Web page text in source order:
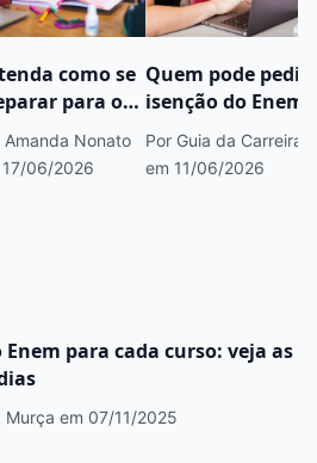
como se
para o
com
um passo
Amanda Nonato
06/2026
Quem pode pedir
isenção do Enem?
Por Guia da Carreira
em 11/06/2026
Enem para cada curso: veja as
Murça em 07/11/2025